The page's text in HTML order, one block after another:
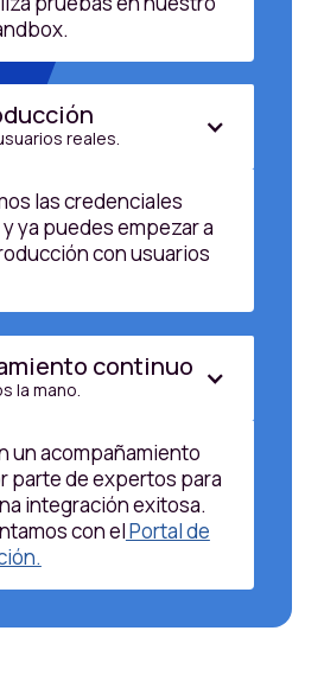
reales.
las credenciales
ya puedes empezar a
con usuarios
continuo
la mano.
un acompañamiento
parte de expertos para
integración exitosa.
con elPortal de